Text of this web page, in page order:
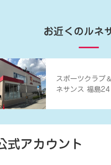
お近くのルネ
スポーツクラブ ＆
ネサンス 福島24
式アカウント